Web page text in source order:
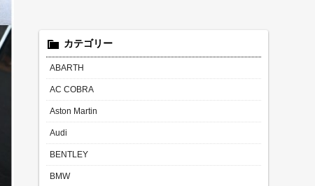
カテゴリー
ABARTH
AC COBRA
Aston Martin
Audi
BENTLEY
BMW